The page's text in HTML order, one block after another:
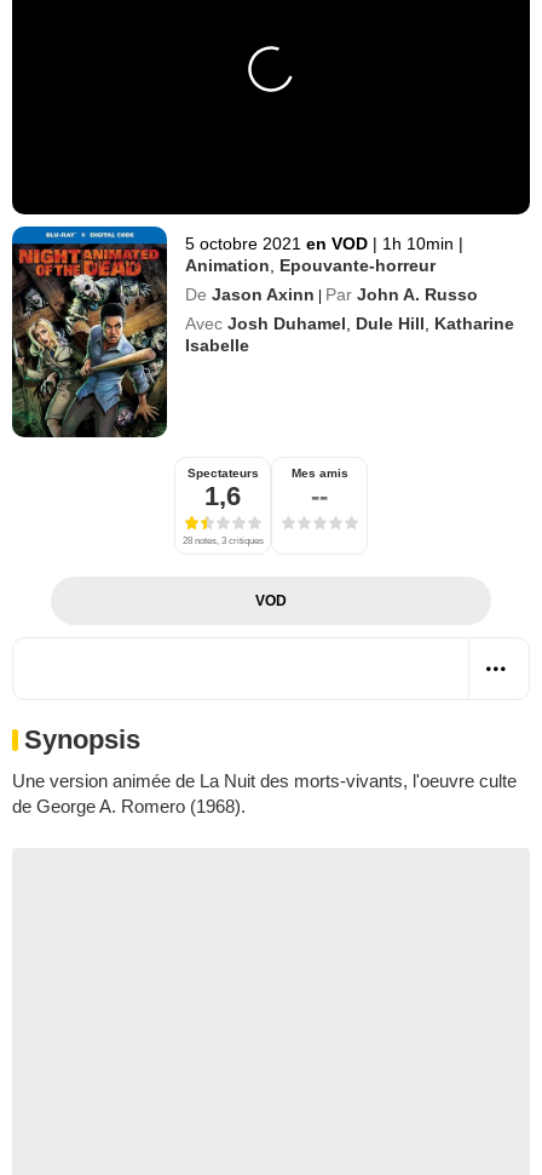
5 octobre 2021 en VOD | 1h 10min |
Animation
Epouvante-horreur
De Jason Axinn | Par John A. Russo
Avec Josh Duhamel Dule Hill
Katharine
Isabelle
Spectateurs
1,6
28 notes, 3 critiques
Mes amis
--
VOD
Synopsis
Une version animée de La Nuit des morts-vivants, l'oeuvre culte
de George A. Romero (1968).